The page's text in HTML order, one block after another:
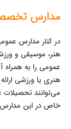
مدارس
در کنار مدارس
هنر، موسیقی و
عمومی را به
هنری یا ورزشی
می‌توانند تحصیلات
خاص در این